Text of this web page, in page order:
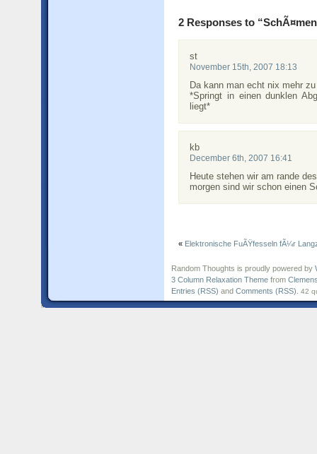
2 Responses to
st
November 15th, 2007 18:13
Da kann man echt nix mehr
*Springt in einen dunklen
liegt*
kb
December 6th, 2007 16:41
Heute stehen wir am rande
morgen sind wir schon einen
« Elektronische FuÃŸfesseln fÃ¼r
Random Thoughts is proudly powered by
3 Column Relaxation Theme from
Entries (RSS) and Comments (RSS) 42